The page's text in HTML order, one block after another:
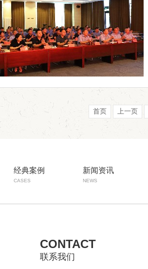
首页 上一页
经典案例
CASES
新闻资讯
NEWS
CONTACT
联系我们